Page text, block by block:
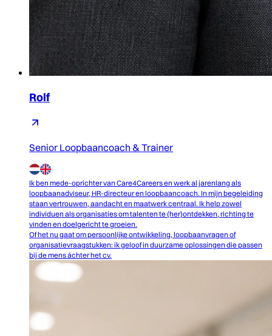
Rolf
Senior Loopbaancoach & Trainer
Ik ben mede-oprichter van Care4Careers en werk al jarenlang als
loopbaanadviseur, HR-directeur en loopbaancoach. In mijn begeleiding
staan vertrouwen, aandacht en maatwerk centraal. Ik help zowel
individuen als organisaties om talenten te (her)ontdekken, richting te
vinden en doelgericht te groeien.
Of het nu gaat om persoonlijke ontwikkeling, loopbaanvragen of
organisatievraagstukken: ik geloof in duurzame oplossingen die passen
bij de mens áchter het cv.